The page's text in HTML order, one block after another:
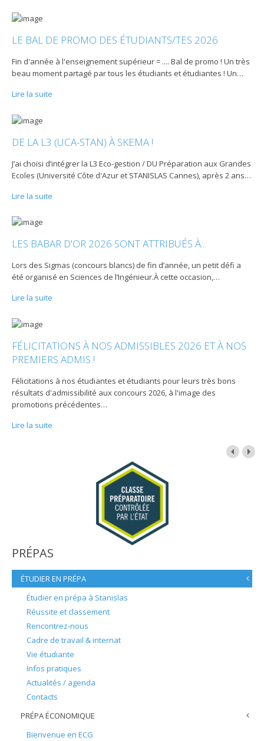
LE BAL DE PROMO DES ÉTUDIANTS/TES 2026
Fin d'année à l'enseignement supérieur = .... Bal de promo ! Un très
beau moment partagé par tous les étudiants et étudiantes ! Un…
Lire la suite
DE LA L3 (UCA-STAN) À SKEMA !
J’ai choisi d’intégrer la L3 Eco-gestion / DU Préparation aux Grandes
Ecoles (Université Côte d'Azur et STANISLAS Cannes), après 2 ans…
Lire la suite
LES BABAR D'OR 2026 SONT ATTRIBUÉS À...
Lors des Sigmas (concours blancs) de fin d’année, un petit défi a
été organisé en Sciences de l’Ingénieur.À cette occasion,…
Lire la suite
FÉLICITATIONS À NOS ADMISSIBLES 2026 ET À NOS
PREMIERS ADMIS !
Félicitations à nos étudiantes et étudiants pour leurs très bons
résultats d'admissibilité aux concours 2026, à l'image des
promotions précédentes…
Lire la suite
PRÉPAS
ÉTUDIER EN PRÉPA
Étudier en prépa à Stanislas
Réussite et classement
Rencontrez-nous
Cadre de travail & internat
Vie étudiante
Infos pratiques
Actualités / agenda
Contacts
PRÉPA ÉCONOMIQUE
Bienvenue en ECG